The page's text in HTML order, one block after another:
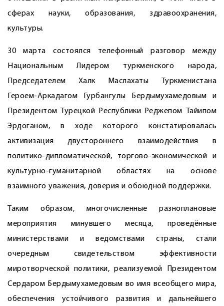
сферах науки, образования, здравоохранения,
культуры.
30 марта состоялся телефонный разговор между
Национальным Лидером туркменского народа,
Председателем Халк Маслахаты Туркменистана
Героем-Аркадагом Гурбангулы Бердымухамедовым и
Президентом Турецкой Республики Реджепом Тайипом
­Эрдоганом, в ходе которого констатировалась
активизация двустороннего взаи­модействия в
политико-дипломатической, торгово-экономической и
культурно-гуманитарной областях на основе
взаимного уважения, доверия и обоюдной поддержки.
Таким образом, многочисленные разноплановые
мероприятия минувшего месяца, проведённые
министерствами и ведомствами страны, стали
очередным свидетельством эффективности
миротворческой политики, реализуемой Президентом
Сердаром Бердымухамедовым во имя всеобщего мира,
обеспечения устойчивого развития и дальнейшего